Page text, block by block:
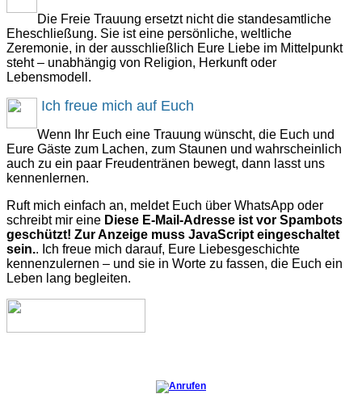
Die Freie Trauung ersetzt nicht die standesamtliche
Eheschließung. Sie ist eine persönliche, weltliche
Zeremonie, in der ausschließlich Eure Liebe im Mittelpunkt
steht – unabhängig von Religion, Herkunft oder
Lebensmodell.
Ich freue mich auf Euch
Wenn Ihr Euch eine Trauung wünscht, die Euch und
Eure Gäste zum Lachen, zum Staunen und wahrscheinlich
auch zu ein paar Freudentränen bewegt, dann lasst uns
kennenlernen.
Ruft mich einfach an, meldet Euch über WhatsApp oder
schreibt mir eine Diese E-Mail-Adresse ist vor Spambots
geschützt! Zur Anzeige muss JavaScript eingeschaltet
sein.. Ich freue mich darauf, Eure Liebesgeschichte
kennenzulernen – und sie in Worte zu fassen, die Euch ein
Leben lang begleiten.